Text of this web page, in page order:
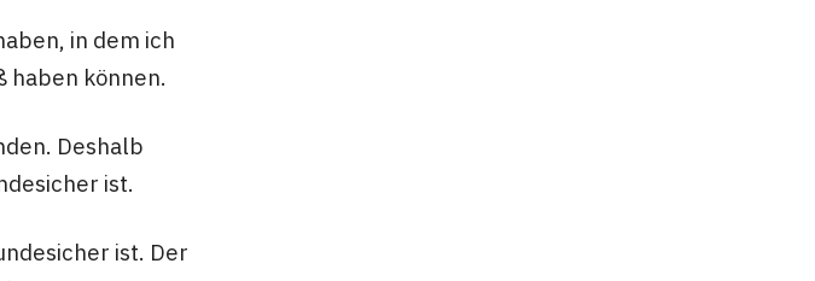
in dem ich
haben können.
Deshalb
ist.
ist. Der